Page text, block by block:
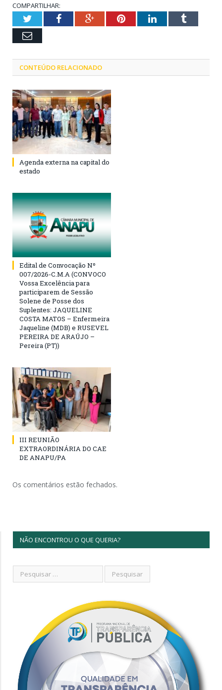
COMPARTILHAR:
TwitterFacebookGoogle+PinterestLinkedInTumblr
Email
CONTEÚDO RELACIONADO
Agenda externa na capital do
estado
Edital de Convocação Nº
007/2026-C.M.A (CONVOCO
Vossa Excelência para
participarem de Sessão
Solene de Posse dos
Suplentes: JAQUELINE
COSTA MATOS – Enfermeira
Jaqueline (MDB) e RUSEVEL
PEREIRA DE ARAÚJO –
Pereira (PT))
III REUNIÃO
EXTRAORDINÁRIA DO CAE
DE ANAPU/PA
Os comentários estão fechados.
NÃO ENCONTROU O QUE QUERIA?